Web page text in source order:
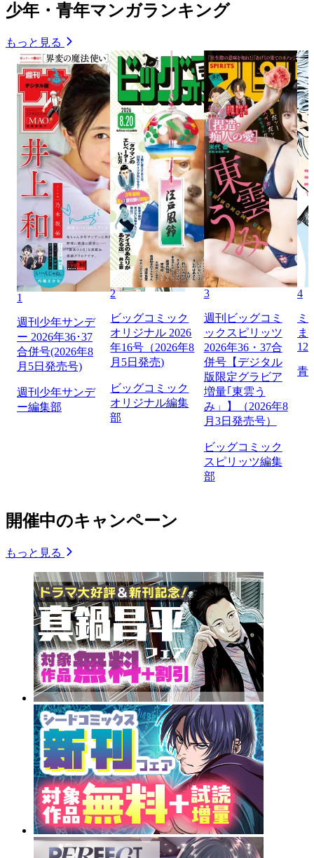
少年・青年マンガランキング
もっと見る
1
週刊少年サンデ
ー 2026年36･37
合併号(2026年8
月5日発売号)
週刊少年サンデ
ー編集部
2
ビッグコミック
オリジナル 2026
年16号（2026年8
月5日発売)
ビッグコミック
オリジナル編集
部
3
週刊ビッグコミ
ックスピリッツ
2026年36・37合
併号【デジタル
版限定グラビア
増量｢東雲う
み」】（2026年8
月3日発売号）
ビッグコミック
スピリッツ編集
部
4
ミ
ま
129
青
開催中のキャンペーン
もっと見る